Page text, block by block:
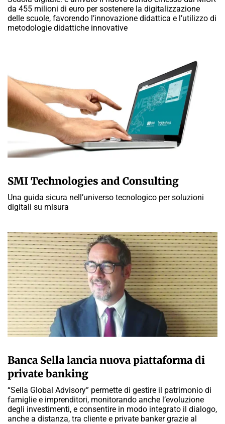
da 455 milioni di euro per sostenere la digitalizzazione
delle scuole, favorendo l’innovazione didattica e l’utilizzo di
metodologie didattiche innovative
SMI Technologies and Consulting
Una guida sicura nell’universo tecnologico per soluzioni
digitali su misura
Banca Sella lancia nuova piattaforma di
private banking
“Sella Global Advisory” permette di gestire il patrimonio di
famiglie e imprenditori, monitorando anche l’evoluzione
degli investimenti, e consentire in modo integrato il dialogo,
anche a distanza, tra cliente e private banker grazie al